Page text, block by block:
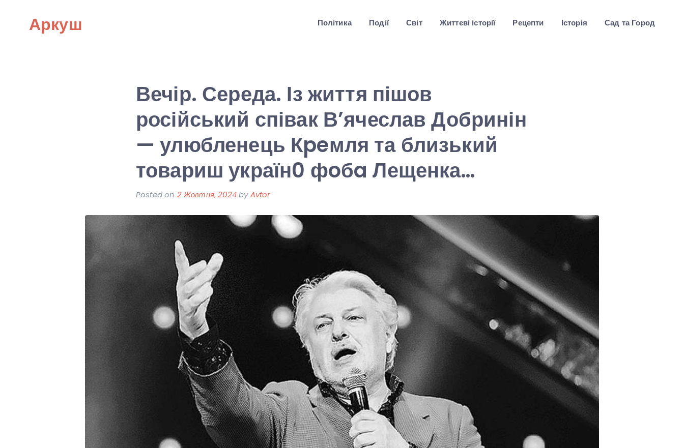
Аркуш Політика Події Світ Життєві історії Рецепти Історія Сад та Город
Вечір. Середа. Із життя пішов
російський співак В’ячеслав Добринін
— улюбленець Кpeмля та близький
товариш україн0 фoбa Лещенка…
Posted on 2 Жовтня, 2024byAvtor